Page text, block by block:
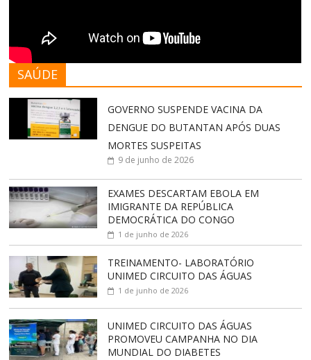
SAÚDE
GOVERNO SUSPENDE VACINA DA
DENGUE DO BUTANTAN APÓS DUAS
MORTES SUSPEITAS
9 de junho de 2026
EXAMES DESCARTAM EBOLA EM
IMIGRANTE DA REPÚBLICA
DEMOCRÁTICA DO CONGO
1 de junho de 2026
TREINAMENTO- LABORATÓRIO
UNIMED CIRCUITO DAS ÁGUAS
1 de junho de 2026
UNIMED CIRCUITO DAS ÁGUAS
PROMOVEU CAMPANHA NO DIA
MUNDIAL DO DIABETES